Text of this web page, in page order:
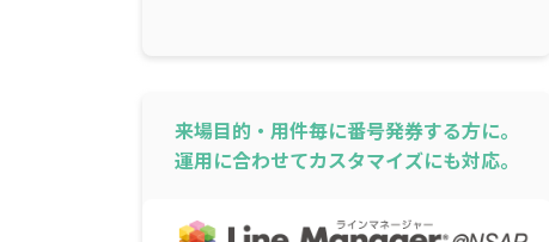
来場目的・用件毎に番号発券する方に。
運用に合わせてカスタマイズにも対応。